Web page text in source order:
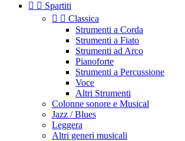
  Spartiti
  Classica
Strumenti a Corda
Strumenti a Fiato
Strumenti ad Arco
Pianoforte
Strumenti a Percussione
Voce
Altri Strumenti
Colonne sonore e Musical
Jazz / Blues
Leggera
Altri generi musicali